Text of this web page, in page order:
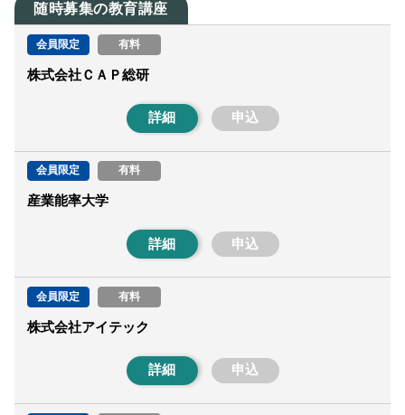
随時募集の教育講座
会員限定 有料
株式会社ＣＡＰ総研
詳細 申込
会員限定 有料
産業能率大学
詳細 申込
会員限定 有料
株式会社アイテック
詳細 申込